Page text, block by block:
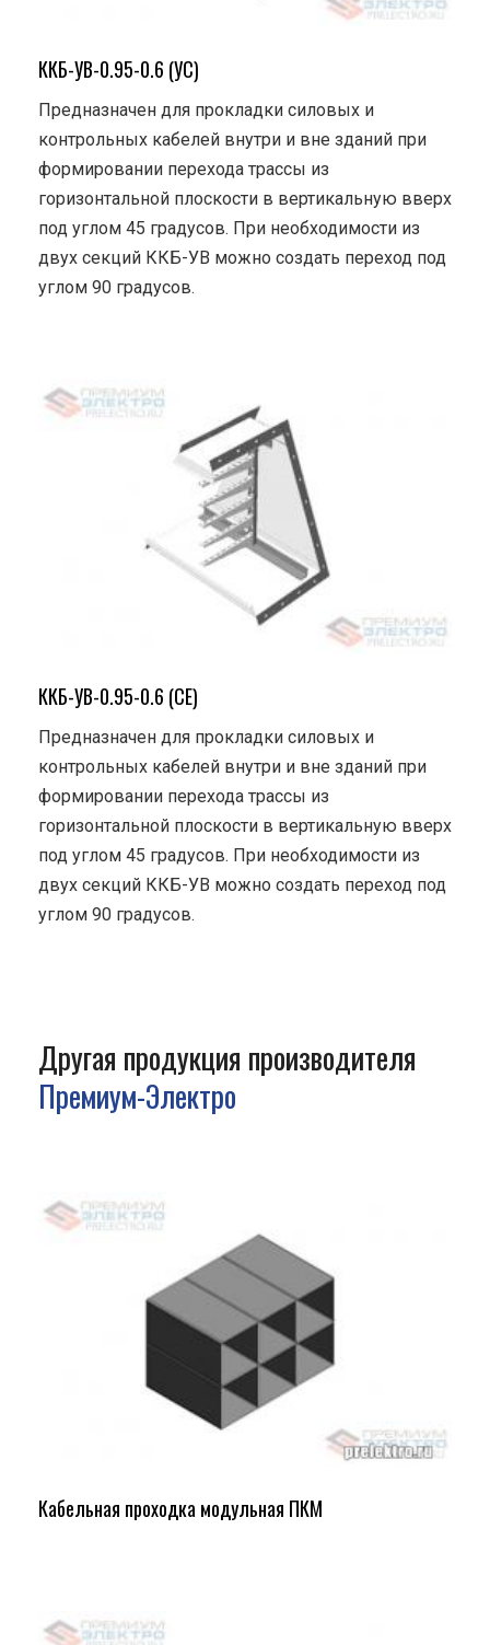
ККБ-УВ-0.95-0.6 (УС)
Предназначен для прокладки силовых и
контрольных кабелей внутри и вне зданий при
формировании перехода трассы из
горизонтальной плоскости в вертикальную вверх
под углом 45 градусов. При необходимости из
двух секций ККБ-УВ можно создать переход под
углом 90 градусов.
ККБ-УВ-0.95-0.6 (СЕ)
Предназначен для прокладки силовых и
контрольных кабелей внутри и вне зданий при
формировании перехода трассы из
горизонтальной плоскости в вертикальную вверх
под углом 45 градусов. При необходимости из
двух секций ККБ-УВ можно создать переход под
углом 90 градусов.
Другая продукция производителя
Премиум-Электро
Кабельная проходка модульная ПКМ